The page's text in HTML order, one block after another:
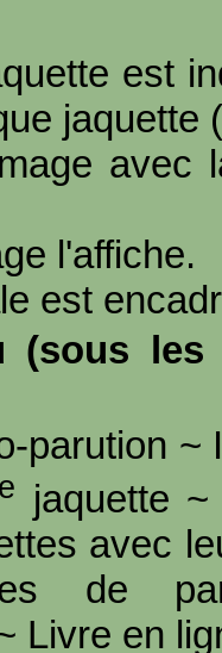
est
jaquette (
avec
l'affiche.
est
(sous
parution ~
jaquette
avec
de
Livre en